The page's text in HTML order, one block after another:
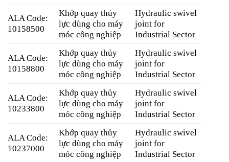
ALA Code:
10158500
Khớp quay thủy
lực dùng cho máy
móc công nghiệp
Hydraulic swivel
joint for
Industrial Sector
ALA Code:
10158800
Khớp quay thủy
lực dùng cho máy
móc công nghiệp
Hydraulic swivel
joint for
Industrial Sector
ALA Code:
10233800
Khớp quay thủy
lực dùng cho máy
móc công nghiệp
Hydraulic swivel
joint for
Industrial Sector
ALA Code:
10237000
Khớp quay thủy
lực dùng cho máy
móc công nghiệp
Hydraulic swivel
joint for
Industrial Sector